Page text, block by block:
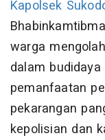
Kapolsek
warga
dalam
pemanfaatan
pekarangan
kepolisian dan